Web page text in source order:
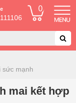
0
sức mạnh
mai kết hợp